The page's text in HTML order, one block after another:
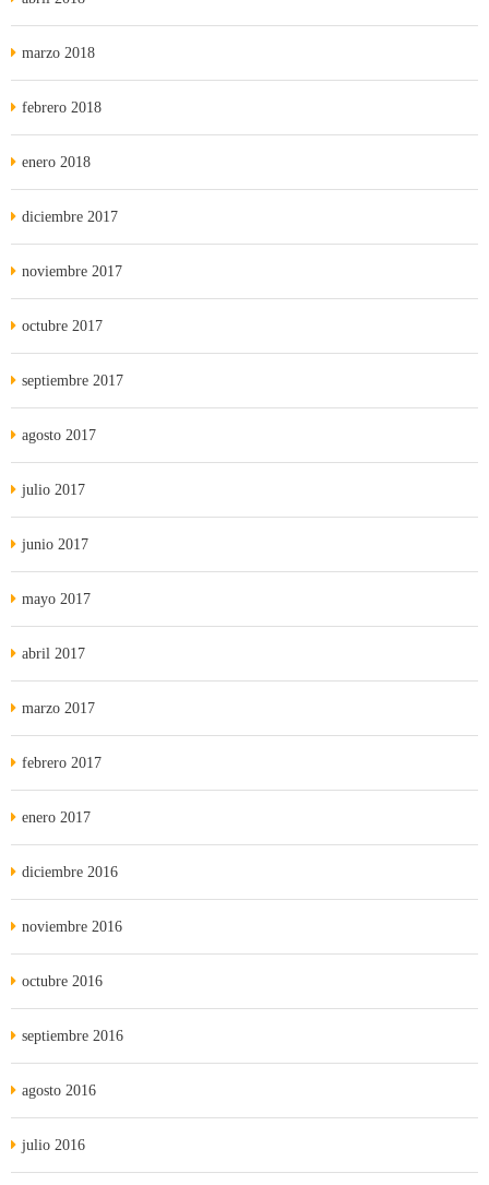
marzo 2018
febrero 2018
enero 2018
diciembre 2017
noviembre 2017
octubre 2017
septiembre 2017
agosto 2017
julio 2017
junio 2017
mayo 2017
abril 2017
marzo 2017
febrero 2017
enero 2017
diciembre 2016
noviembre 2016
octubre 2016
septiembre 2016
agosto 2016
julio 2016